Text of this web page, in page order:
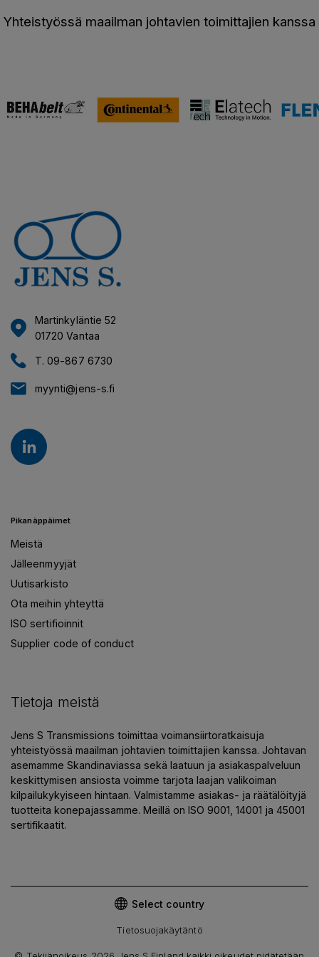
Yhteistyössä maailman johtavien toimittajien kanssa
Martinkyläntie 52
01720 Vantaa
T. 09-867 6730
myynti@jens-s.fi
Pikanäppäimet
Meistä
Jälleenmyyjät
Uutisarkisto
Ota meihin yhteyttä
ISO sertifioinnit
Supplier code of conduct
Tietoja meistä
Jens S Transmissions toimittaa voimansiirtoratkaisuja
yhteistyössä maailman johtavien toimittajien kanssa. Johtavan
asemamme Skandinaviassa sekä laatuun ja asiakaspalveluun
keskittymisen ansiosta voimme tarjota laajan valikoiman
kilpailukykyiseen hintaan. Valmistamme asiakas- ja räätälöityjä
tuotteita konepajassamme. Meillä on ISO 9001, 14001 ja 45001
sertifikaatit.
Select country
Tietosuojakäytäntö